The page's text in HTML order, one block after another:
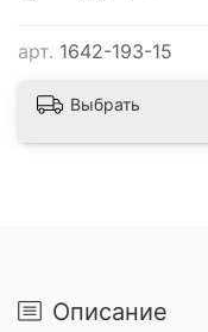
арт. 1642-193-15
Выбрать
Описание